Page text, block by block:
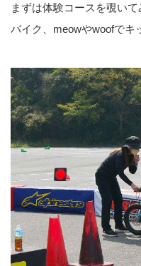
まずは体験コースを覗い
バイク、meowやwoofでキ